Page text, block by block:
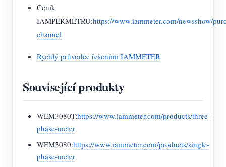
Ceník
IAMPERMETRU:https://www.iammeter.com/newsshow/
channel
Rychlý průvodce řešeními IAMMETER
Související produkty
WEM3080T:https://www.iammeter.com/products/three-
phase-meter
WEM3080:https://www.iammeter.com/products/single-
phase-meter